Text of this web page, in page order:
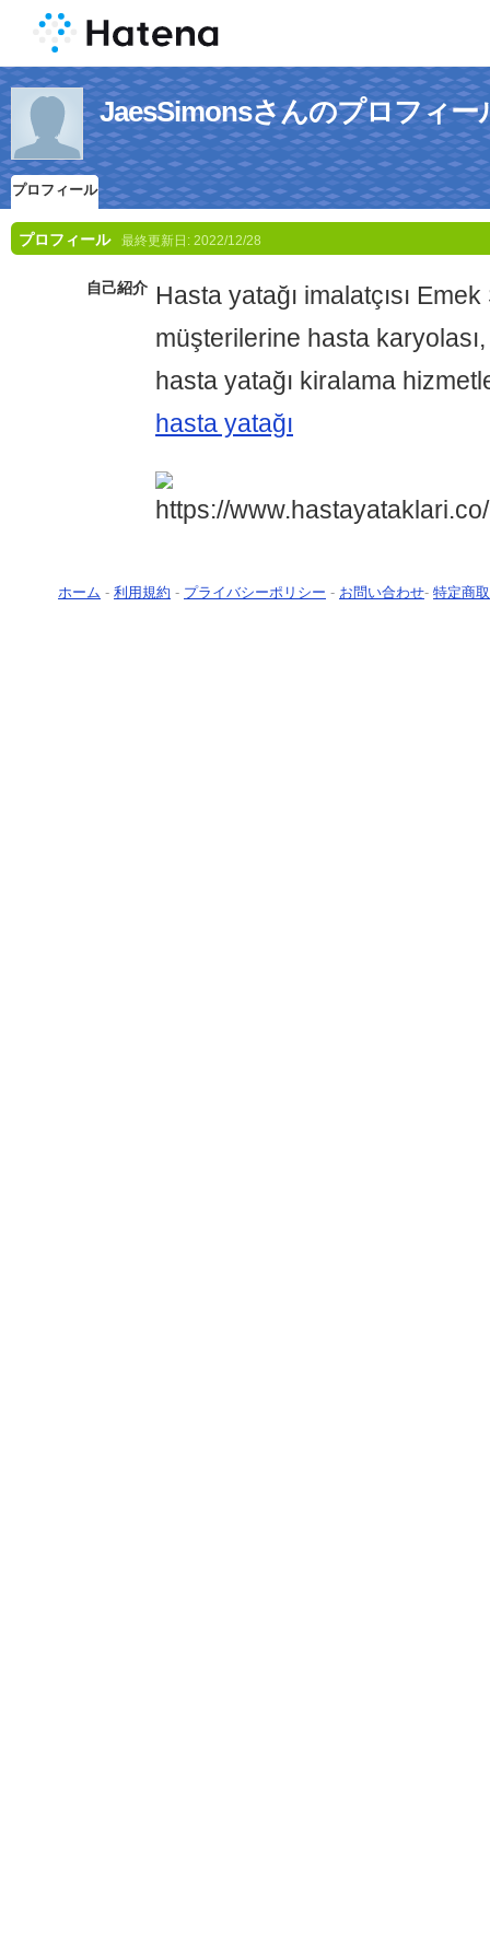
JaesSimonsさんのプロフィー
プロフィール
プロフィール 最終更新日: 2022/12/28
自己紹介 Hasta yatağı imalatçısı Emek
müşterilerine hasta
hasta yatağı kiralama
hasta yatağı
ホーム - 利用規約 - プライバシーポリシー - お問い合わせ- 特定商